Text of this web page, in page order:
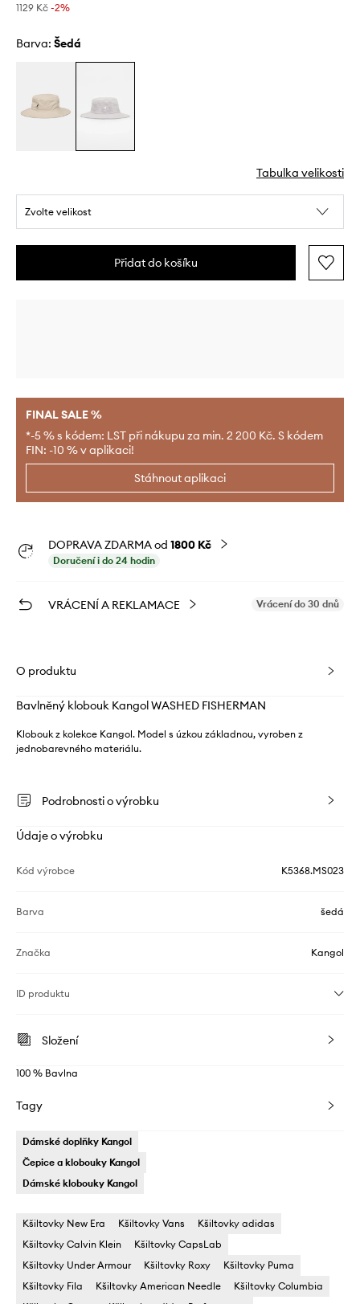
1129 Kč -2%
Barva: šedá
Tabulka velikosti
Zvolte velikost
Přidat do košíku
FINAL SALE %
*-5 % s kódem: LST při nákupu za min. 2 200 Kč. S kódem
FIN: -10 % v aplikaci!
Stáhnout aplikaci
DOPRAVA ZDARMA od 1800 Kč
Doručení i do 24 hodin
VRÁCENÍ A REKLAMACE Vrácení do 30 dnů
O produktu
Bavlněný klobouk Kangol WASHED FISHERMAN
Klobouk z kolekce Kangol. Model s úzkou základnou, vyroben z
jednobarevného materiálu.
Podrobnosti o výrobku
Údaje o výrobku
Kód výrobce K5368.MS023
Barva šedá
Značka Kangol
ID produktu
Složení
100 % Bavlna
Tagy
Dámské doplňky Kangol
Čepice a klobouky Kangol
Dámské klobouky Kangol
Kšiltovky New Era Kšiltovky Vans
Kšiltovky adidas
Kšiltovky Calvin Klein
Kšiltovky CapsLab
Kšiltovky Under Armour
Kšiltovky Roxy
Kšiltovky Puma
Kšiltovky Fila
Kšiltovky American Needle
Kšiltovky Columbia